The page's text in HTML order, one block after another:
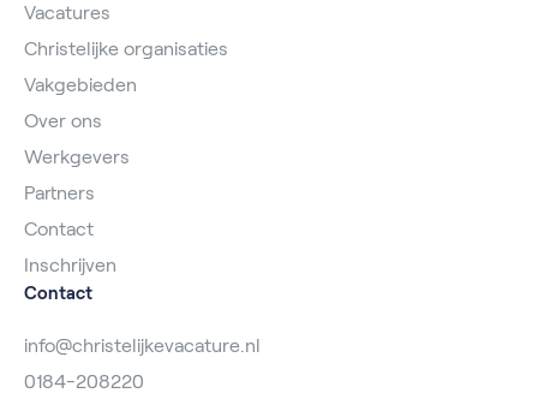
Vacatures
Christelijke organisaties
Vakgebieden
Over ons
Werkgevers
Partners
Contact
Inschrijven
Contact
info@christelijkevacature.nl
0184-208220